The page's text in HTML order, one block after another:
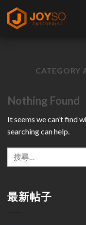
Skip
content
CATEGORY
Nothing Found
It seems we can’t find
searching can help.
最新帖子